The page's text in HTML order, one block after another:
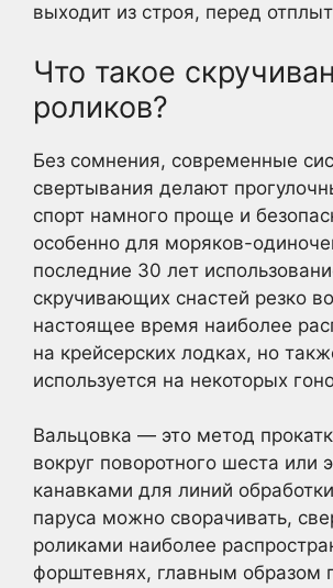
выходит из строя, перед
Что такое
роликов?
Без сомнения, современные
свертывания делают
спорт намного проще и
особенно для моряков-
последние 30 лет
скручивающих снастей резко
настоящее время наиболее
на крейсерских лодках, но
используется на некоторых
Вальцовка — это метод
вокруг поворотного шеста или
канавками для линий
паруса можно сворачивать,
роликами наиболее
форштевнях, главным образом